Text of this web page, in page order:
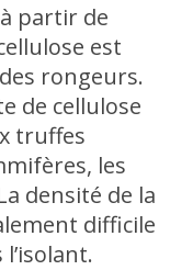
partir de
est
rongeurs.
de cellulose
truffes
les
densité de la
difficile